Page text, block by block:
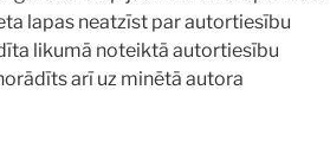
lapas neatzīst par autortiesību
likumā noteiktā autortiesību
arī uz minētā autora